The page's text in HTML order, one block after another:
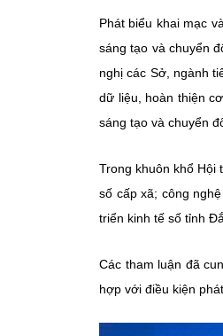
Phát biểu khai mạc
sáng tạo và chuyển
nghị các Sở, ngành
dữ liệu, hoàn thiện
sáng tạo và chuyển
Trong khuôn khổ Hội
số cấp xã; công
triển kinh tế số tỉnh
Các tham luận đã
hợp với điều kiện